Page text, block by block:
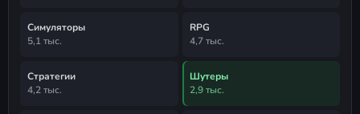
Симуляторы
5,1 тыс.
RPG
4,7 тыс.
Стратегии
4,2 тыс.
Шутеры
2,9 тыс.